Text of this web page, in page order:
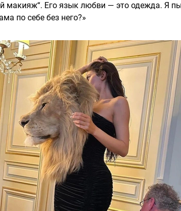
макияж“. Его язык любви — это одежда. Я
по себе без него?»